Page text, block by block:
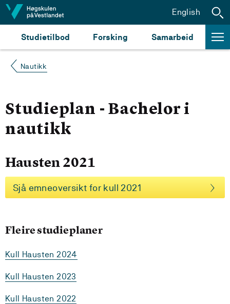
Hopp til innhald
Studietilbod Forsking Samarbeid
English
Nautikk
Studieplan - Bachelor i
nautikk
Hausten 2021
Sjå emneoversikt for kull 2021
Fleire studieplaner
Kull Hausten 2024
Kull Hausten 2023
Kull Hausten 2022